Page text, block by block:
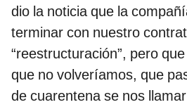
dio la noticia que la
terminar con nuestro
“reestructuración”, pero
que no volveríamos, que
de cuarentena se nos